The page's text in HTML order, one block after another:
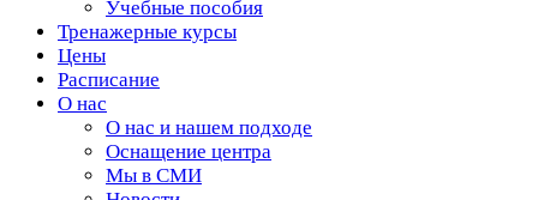
Учебные пособия
Тренажерные курсы
Цены
Расписание
О нас
О нас и нашем подходе
Оснащение центра
Мы в СМИ